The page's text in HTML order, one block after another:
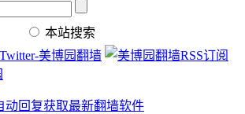
本站搜索
动回复获取最新翻墙软件